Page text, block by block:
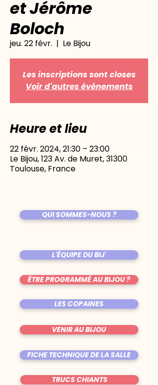
et Jérôme
Boloch
jeu. 22 févr.
  |
Le Bijou
Les inscriptions sont closes
Voir d'autres événements
Heure et lieu
22 févr. 2024, 21:30 – 23:00
Le Bijou, 123 Av. de Muret, 31300
Toulouse, France
QUI SOMMES-NOUS ?
L'ÉQUIPE DU BIJ'
ÊTRE PROGRAMMÉ AU BIJOU ?
LES COPAINES
VENIR AU BIJOU
FICHE TECHNIQUE DE LA SALLE
TRUCS CHIANTS